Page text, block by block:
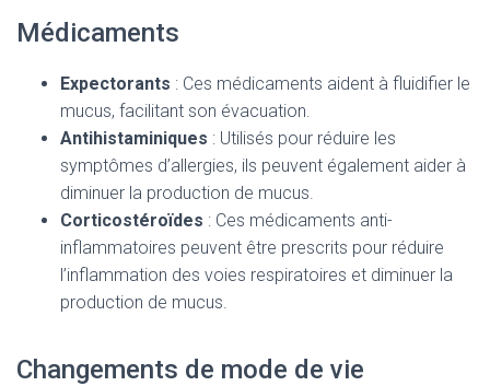
Médicaments
Expectorants : Ces médicaments aident à fluidifier le
mucus, facilitant son évacuation.
Antihistaminiques : Utilisés pour réduire les
symptômes d’allergies, ils peuvent également aider à
diminuer la production de mucus.
Corticostéroïdes : Ces médicaments anti-
inflammatoires peuvent être prescrits pour réduire
l’inflammation des voies respiratoires et diminuer la
production de mucus.
Changements de mode de vie